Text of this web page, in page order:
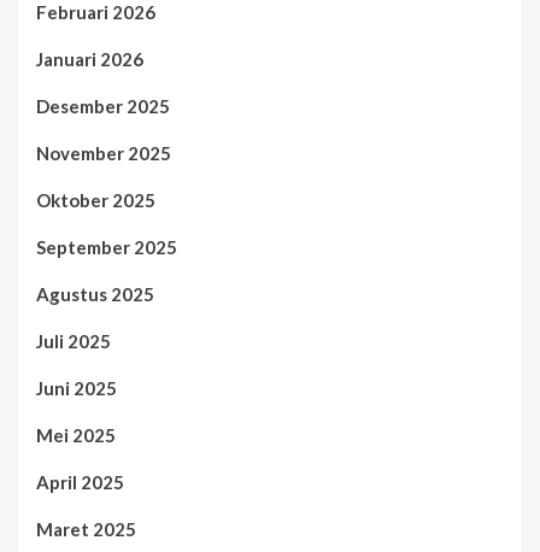
Februari 2026
Januari 2026
Desember 2025
November 2025
Oktober 2025
September 2025
Agustus 2025
Juli 2025
Juni 2025
Mei 2025
April 2025
Maret 2025